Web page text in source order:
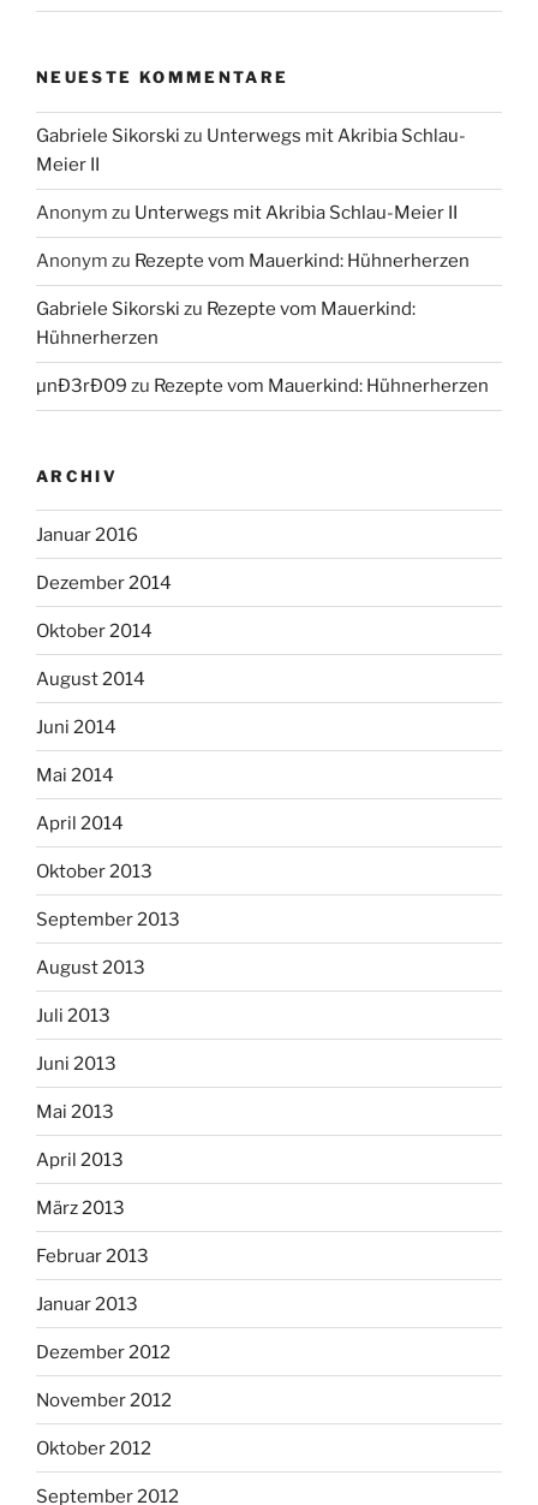
NEUESTE KOMMENTARE
Gabriele Sikorski zu Unterwegs mit Akribia Schlau-
Meier II
Anonym zu Unterwegs mit Akribia Schlau-Meier II
Anonym zu Rezepte vom Mauerkind: Hühnerherzen
Gabriele Sikorski zu Rezepte vom Mauerkind:
Hühnerherzen
µnÐ3rÐ09 zu Rezepte vom Mauerkind: Hühnerherzen
ARCHIV
Januar 2016
Dezember 2014
Oktober 2014
August 2014
Juni 2014
Mai 2014
April 2014
Oktober 2013
September 2013
August 2013
Juli 2013
Juni 2013
Mai 2013
April 2013
März 2013
Februar 2013
Januar 2013
Dezember 2012
November 2012
Oktober 2012
September 2012